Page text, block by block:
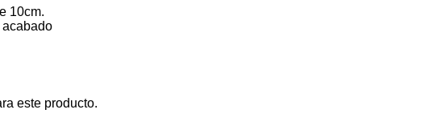
10cm.
este producto.